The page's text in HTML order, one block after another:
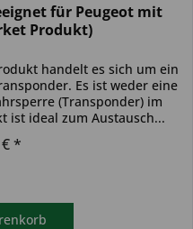
für Peugeot mit
Produkt)
handelt es sich um ein
Es ist weder eine
(Transponder) im
ist ideal zum Austausch...
*